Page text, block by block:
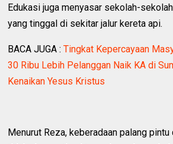
Edukasi juga menyasar sekolah-
yang tinggal di sekitar jalur kereta api.
BACA JUGA :Tingkat Kepercayaan
30 Ribu Lebih Pelanggan Naik KA di
Kenaikan Yesus Kristus
Menurut Reza, keberadaan palang